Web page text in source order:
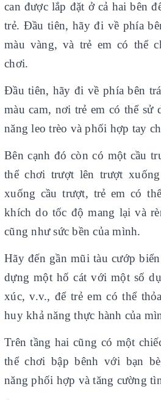
can được lắp đặt ở cả hai bên
trẻ. Đầu tiên, hãy đi về phía
màu vàng, và trẻ em có thể
chơi.
Đầu tiên, hãy đi về phía bên
màu cam, nơi trẻ em có thể sử
năng leo trèo và phối hợp tay
Bên cạnh đó còn có một cầu
thể chơi trượt lên trượt
xuống cầu trượt, trẻ em có
khích do tốc độ mang lại và
cũng như sức bền của mình.
Hãy đến gần mũi tàu cướp
dựng một hố cát với một số
xúc, v.v., để trẻ em có thể
huy khả năng thực hành của
Trên tầng hai cũng có một
thể chơi bập bênh với bạn
năng phối hợp và tăng cường